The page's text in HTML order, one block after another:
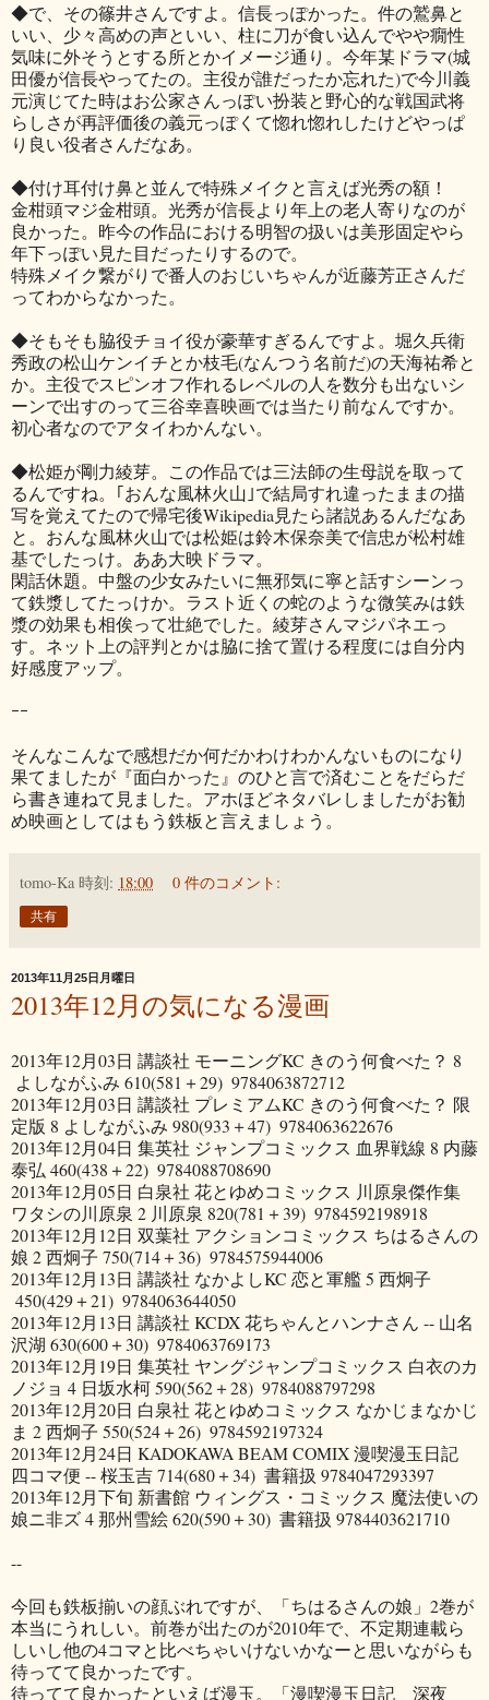
◆で、その篠井さんですよ。信長っぽかった。件の鷲鼻と
いい、少々高めの声といい、柱に刀が食い込んでやや癇性
気味に外そうとする所とかイメージ通り。今年某ドラマ(城
田優が信長やってたの。主役が誰だったか忘れた)で今川義
元演じてた時はお公家さんっぽい扮装と野心的な戦国武将
らしさが再評価後の義元っぽくて惚れ惚れしたけどやっぱ
り良い役者さんだなあ。
◆付け耳付け鼻と並んで特殊メイクと言えば光秀の額！
金柑頭マジ金柑頭。光秀が信長より年上の老人寄りなのが
良かった。昨今の作品における明智の扱いは美形固定やら
年下っぽい見た目だったりするので。
特殊メイク繋がりで番人のおじいちゃんが近藤芳正さんだ
ってわからなかった。
◆そもそも脇役チョイ役が豪華すぎるんですよ。堀久兵衛
秀政の松山ケンイチとか枝毛(なんつう名前だ)の天海祐希と
か。主役でスピンオフ作れるレベルの人を数分も出ないシ
ーンで出すのって三谷幸喜映画では当たり前なんですか。
初心者なのでアタイわかんない。
◆松姫が剛力綾芽。この作品では三法師の生母説を取って
るんですね。｢おんな風林火山｣で結局すれ違ったままの描
写を覚えてたので帰宅後Wikipedia見たら諸説あるんだなあ
と。おんな風林火山では松姫は鈴木保奈美で信忠が松村雄
基でしたっけ。ああ大映ドラマ。
閑話休題。中盤の少女みたいに無邪気に寧と話すシーンっ
て鉄漿してたっけか。ラスト近くの蛇のような微笑みは鉄
漿の効果も相俟って壮絶でした。綾芽さんマジパネエっ
す。ネット上の評判とかは脇に捨て置ける程度には自分内
好感度アップ。
ｰｰ
そんなこんなで感想だか何だかわけわかんないものになり
果てましたが『面白かった』のひと言で済むことをだらだ
ら書き連ねて見ました。アホほどネタバレしましたがお勧
め映画としてはもう鉄板と言えましょう。
tomo-Ka 時刻: 18:00 0 件のコメント:
共有
2013年11月25日月曜日
2013年12月の気になる漫画
2013年12月03日 講談社 モーニングKC きのう何食べた？ 8
よしながふみ 610(581＋29) 9784063872712
2013年12月03日 講談社 プレミアムKC きのう何食べた？ 限
定版 8 よしながふみ 980(933＋47) 9784063622676
2013年12月04日 集英社 ジャンプコミックス 血界戦線 8 内藤
泰弘 460(438＋22) 9784088708690
2013年12月05日 白泉社 花とゆめコミックス 川原泉傑作集
ワタシの川原泉 2 川原泉 820(781＋39) 9784592198918
2013年12月12日 双葉社 アクションコミックス ちはるさんの
娘 2西炯子 750(714＋36) 9784575944006
2013年12月13日 講談社 なかよしKC 恋と軍艦5 西炯子
450(429＋21) 9784063644050
2013年12月13日 講談社 KCDX花ちゃんとハンナさん -- 山名
沢湖 630(600＋30) 9784063769173
2013年12月19日 集英社 ヤングジャンプコミックス 白衣のカ
ノジョ 4 日坂水柯590(562＋28) 9784088797298
2013年12月20日 白泉社 花とゆめコミックス なかじまなかじ
ま 2西炯子 550(524＋26) 9784592197324
2013年12月24日 KADOKAWA BEAM COMIX漫喫漫玉日記
四コマ便 --桜玉吉714(680＋34) 書籍扱 9784047293397
2013年12月下旬 新書館 ウィングス・コミックス 魔法使いの
娘ニ非ズ4那州雪絵620(590＋30) 書籍扱 9784403621710
--
今回も鉄板揃いの顔ぶれですが、「ちはるさんの娘」2巻が
本当にうれしい。前巻が出たのが2010年で、不定期連載ら
しいし他の4コマと比べちゃいけないかなーと思いながらも
待ってて良かったです。
待ってて良かったといえば漫玉。「漫喫漫玉日記 深夜